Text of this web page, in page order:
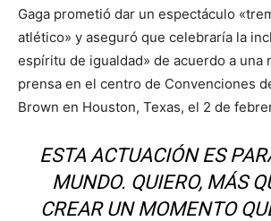
Gaga prometió dar un espectáculo
atlético» y aseguró que celebraría la
espíritu de igualdad» de acuerdo a una
prensa en el centro de Convenciones
Brown en Houston, Texas, el 2 de
ESTA ACTUACIÓN ES
MUNDO. QUIERO, MÁS
CREAR UN MOMENTO